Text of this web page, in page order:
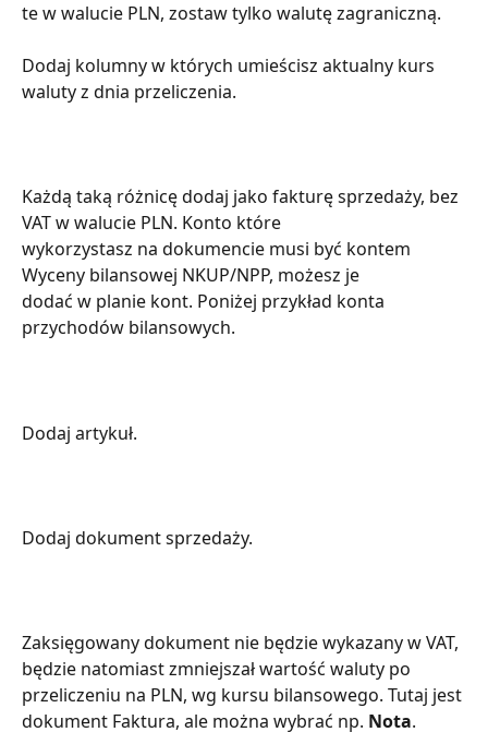
te w walucie PLN, zostaw tylko walutę zagraniczną.
Dodaj kolumny w których umieścisz aktualny kurs
waluty z dnia przeliczenia.
Każdą taką różnicę dodaj jako fakturę sprzedaży, bez
VAT w walucie PLN. Konto które
wykorzystasz na dokumencie musi być kontem
Wyceny bilansowej NKUP/NPP, możesz je
dodać w planie kont. Poniżej przykład konta
przychodów bilansowych.
Dodaj artykuł.
Dodaj dokument sprzedaży.
Zaksięgowany dokument nie będzie wykazany w VAT,
będzie natomiast zmniejszał wartość waluty po
przeliczeniu na PLN, wg kursu bilansowego. Tutaj jest
dokument Faktura, ale można wybrać np. Nota.